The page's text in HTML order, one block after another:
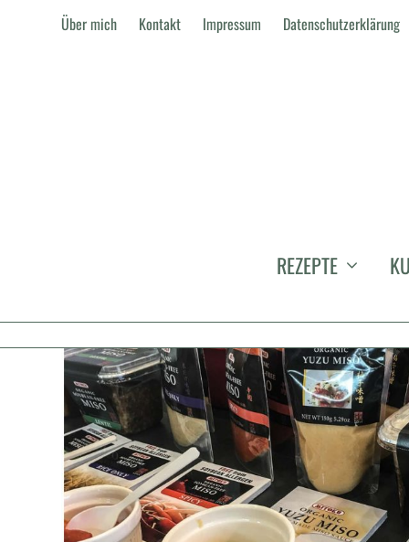
Über mich Kontakt Impressum Datenschutzerklärung
REZEPTE
GOURMETFESTIVALS UND